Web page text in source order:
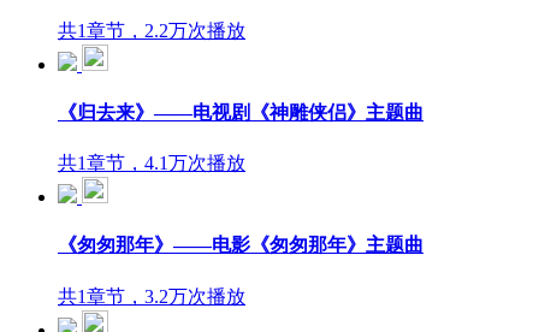
共1章节，2.2万次播放
《归去来》——电视剧《神雕侠侣》主题曲
共1章节，4.1万次播放
《匆匆那年》——电影《匆匆那年》主题曲
共1章节，3.2万次播放